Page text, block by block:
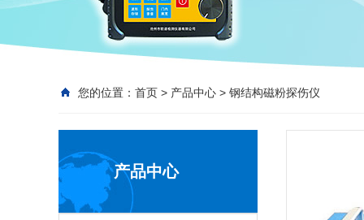
您的位置： 首页 > 产品中心 > 钢结构磁粉探伤仪
产品中心